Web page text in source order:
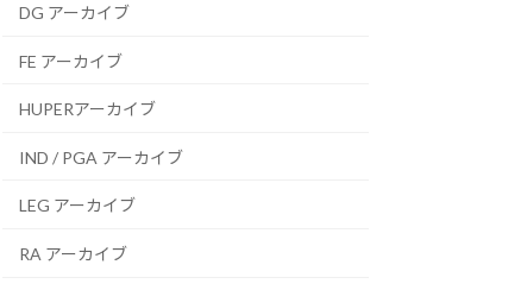
DG アーカイブ
FE アーカイブ
HUPERアーカイブ
IND / PGA アーカイブ
LEG アーカイブ
RA アーカイブ